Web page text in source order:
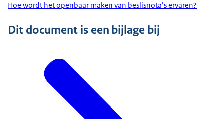
Hoe wordt het openbaar maken van beslisnota’s ervaren?
Dit document is een bijlage bij